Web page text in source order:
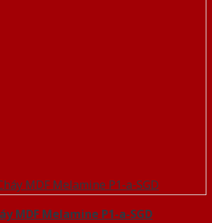
MDF Melamine P1-a-SGD